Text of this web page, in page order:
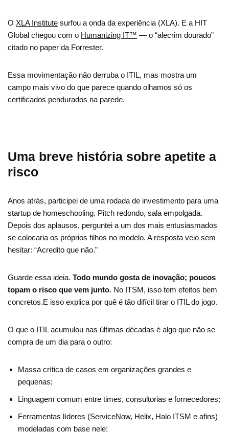
O XLA Institute surfou a onda da experiência (XLA). E a HIT
Global chegou com o Humanizing IT™ — o “alecrim dourado”
citado no paper da Forrester.
Essa movimentação não derruba o ITIL, mas mostra um
campo mais vivo do que parece quando olhamos só os
certificados pendurados na parede.
Uma breve história sobre apetite a
risco
Anos atrás, participei de uma rodada de investimento para uma
startup de homeschooling. Pitch redondo, sala empolgada.
Depois dos aplausos, perguntei a um dos mais entusiasmados
se colocaria os próprios filhos no modelo. A resposta veio sem
hesitar: “Acredito que não.”
Guarde essa ideia. Todo mundo gosta de inovação; poucos
topam o risco que vem junto. No ITSM, isso tem efeitos bem
concretos.E isso explica por quê é tão difícil tirar o ITIL do jogo.
O que o ITIL acumulou nas últimas décadas é algo que não se
compra de um dia para o outro:
Massa crítica de casos em organizações grandes e
pequenas;
Linguagem comum entre times, consultorias e fornecedores;
Ferramentas líderes (ServiceNow, Helix, Halo ITSM e afins)
modeladas com base nele;